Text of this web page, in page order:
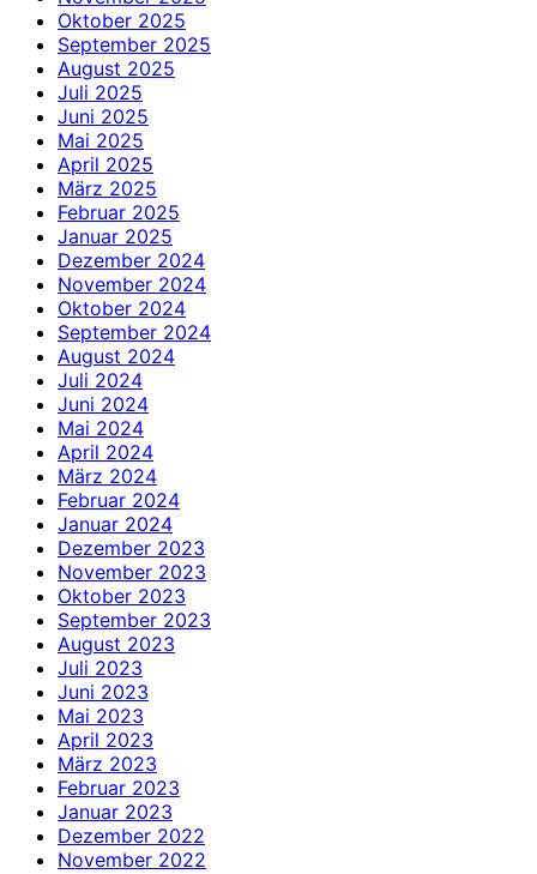
Oktober 2025
September 2025
August 2025
Juli 2025
Juni 2025
Mai 2025
April 2025
März 2025
Februar 2025
Januar 2025
Dezember 2024
November 2024
Oktober 2024
September 2024
August 2024
Juli 2024
Juni 2024
Mai 2024
April 2024
März 2024
Februar 2024
Januar 2024
Dezember 2023
November 2023
Oktober 2023
September 2023
August 2023
Juli 2023
Juni 2023
Mai 2023
April 2023
März 2023
Februar 2023
Januar 2023
Dezember 2022
November 2022